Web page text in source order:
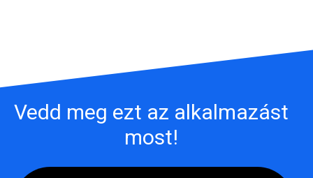
Vedd meg ezt az alkalmazást
most!